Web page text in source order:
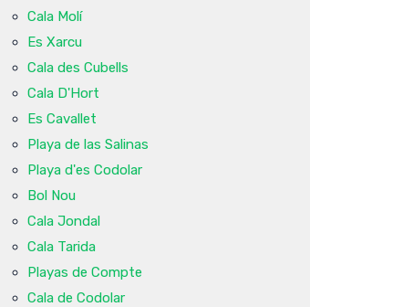
Cala Molí
Es Xarcu
Cala des Cubells
Cala D'Hort
Es Cavallet
Playa de las Salinas
Playa d'es Codolar
Bol Nou
Cala Jondal
Cala Tarida
Playas de Compte
Cala de Codolar